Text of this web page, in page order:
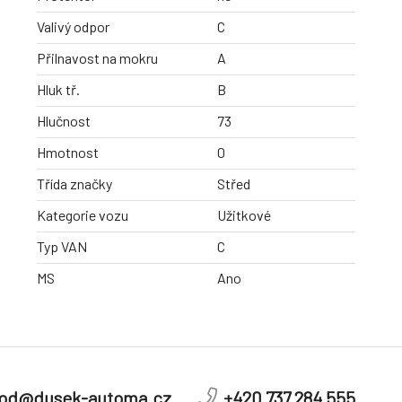
Valivý odpor
C
Přilnavost na mokru
A
Hluk tř.
B
Hlučnost
73
Hmotnost
0
Třída značky
Střed
Kategorie vozu
Užitkové
Typ VAN
C
MS
Ano